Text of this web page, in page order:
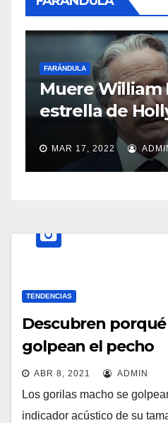
FARÁNDULA
Muere William
estrella de
MAR 17, 2022
TENDENCIAS
Descubren
golpean el pecho
ABR 8, 2021 ADMIN
Los gorilas macho se
indicador acústico de su